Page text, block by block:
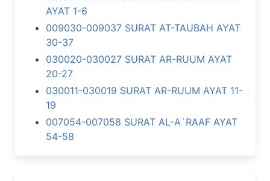
AYAT 1-6
009030-009037 SURAT AT-TAUBAH AYAT
30-37
030020-030027 SURAT AR-RUUM AYAT
20-27
030011-030019 SURAT AR-RUUM AYAT 11-
19
007054-007058 SURAT AL-A`RAAF AYAT
54-58